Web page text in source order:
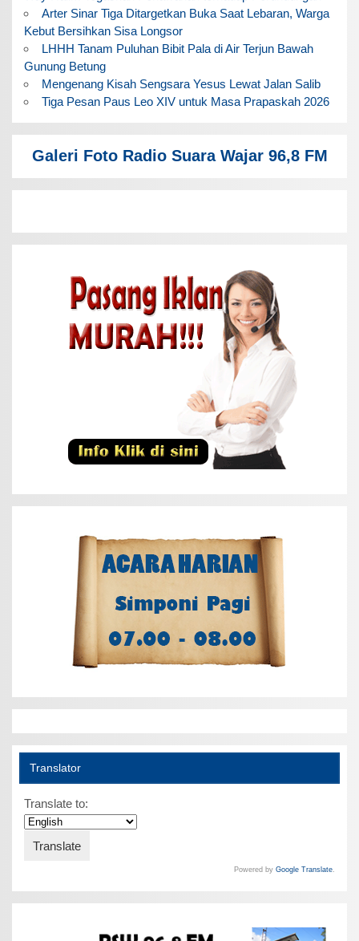
Arter Sinar Tiga Ditargetkan Buka Saat Lebaran, Warga
Kebut Bersihkan Sisa Longsor
LHHH Tanam Puluhan Bibit Pala di Air Terjun Bawah
Gunung Betung
Mengenang Kisah Sengsara Yesus Lewat Jalan Salib
Tiga Pesan Paus Leo XIV untuk Masa Prapaskah 2026
Galeri Foto Radio Suara Wajar 96,8 FM
Translator
Translate to:
Powered by Google Translate.